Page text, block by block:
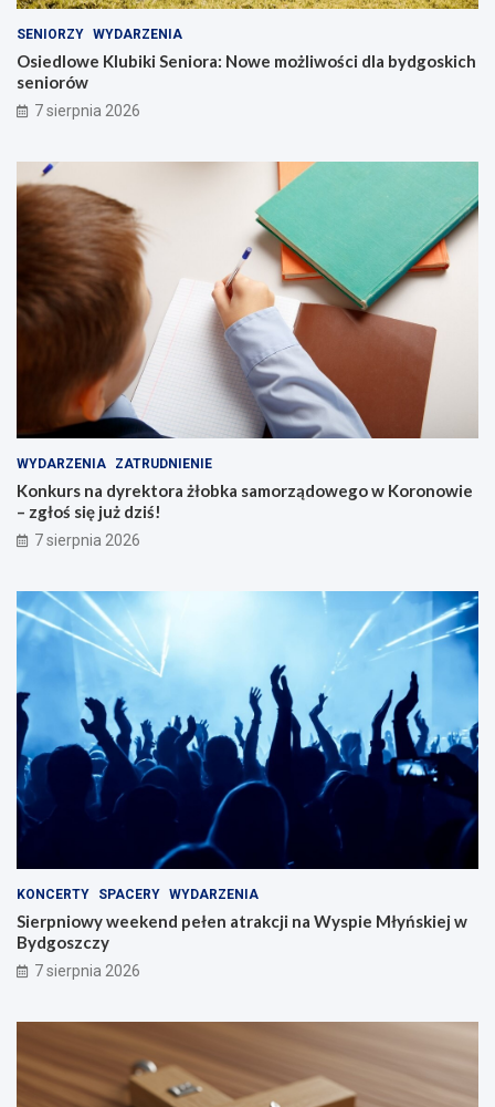
SENIORZY WYDARZENIA
Osiedlowe Klubiki Seniora: Nowe możliwości dla bydgoskich
seniorów
7 sierpnia 2026
WYDARZENIA ZATRUDNIENIE
Konkurs na dyrektora żłobka samorządowego w Koronowie
– zgłoś się już dziś!
7 sierpnia 2026
KONCERTY SPACERY WYDARZENIA
Sierpniowy weekend pełen atrakcji na Wyspie Młyńskiej w
Bydgoszczy
7 sierpnia 2026